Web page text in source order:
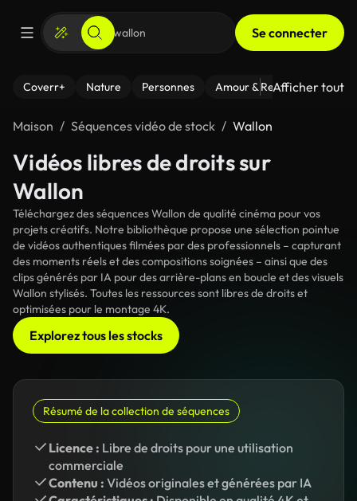
Se connecter
Coverr+ Nature Personnes Amour & Relations Le
Afficher tout
Maison Séquences vidéo de stock Wallon
Vidéos libres de droits sur
Wallon
Téléchargez des séquences Wallon de qualité cinéma pour vos
projets créatifs. Notre bibliothèque propose une sélection pointue
de vidéos authentiques filmées par des professionnels – capturant
des moments réels et des compositions soignées – ainsi que des
clips générés par IA pour des arrière-plans en boucle et des visuels
Wallon stylisés. Toutes les ressources sont libres de droits et
optimisées pour le montage 4K.
Explorez tous les stocks
Résumé de la collection de séquences
Licence : Libre de droits pour une utilisation
commerciale
Contenu : Vidéos originales et générées par IA